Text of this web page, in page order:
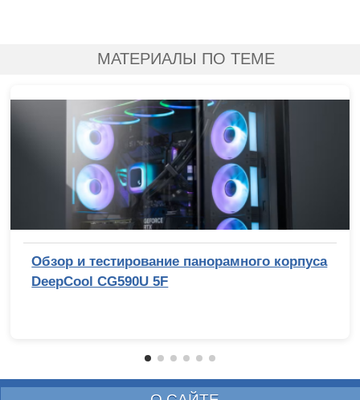
МАТЕРИАЛЫ ПО ТЕМЕ
Обзор и тестирование панорамного корпуса
DeepCool CG590U 5F